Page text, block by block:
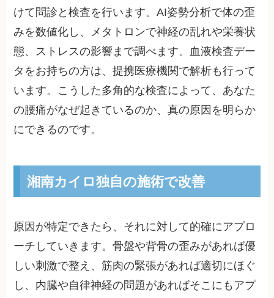
けて問診と検査を行います。AI姿勢分析で体の歪
みを数値化し、メタトロンで神経の乱れや栄養状
態、ストレスの影響まで調べます。血液検査デー
タをお持ちの方は、提携医療機関で解析も行って
います。こうした多角的な検査によって、あなた
の腰痛がなぜ起きているのか、真の原因を明らか
にできるのです。
湘南カイロ独自の施術で改善
原因が特定できたら、それに対して的確にアプロ
ーチしていきます。骨盤や背骨の歪みがあれば優
しい刺激で整え、筋肉の緊張があれば適切にほぐ
し、内臓や自律神経の問題があればそこにもアプ